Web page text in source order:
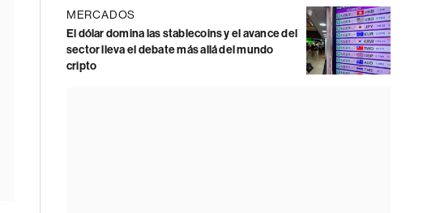
MERCADOS
El dólar domina las stablecoins y el avance del
sector lleva el debate más allá del mundo
cripto